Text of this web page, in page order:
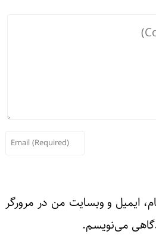
ایمیل و وبسایت من در مرورگر
می‌نویسم.